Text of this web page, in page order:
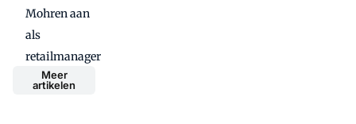
Mohren aan
als
retailmanager
Meer
artikelen